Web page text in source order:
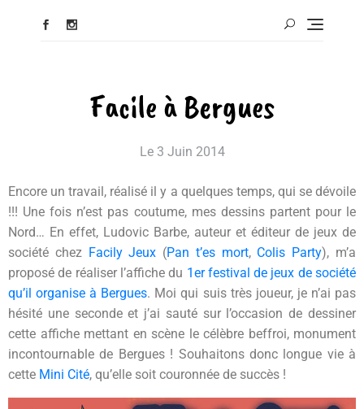
Facile à Bergues
Le 3 Juin 2014
Encore un travail, réalisé il y a quelques temps, qui se dévoile
!!! Une fois n’est pas coutume, mes dessins partent pour le
Nord… En effet, Ludovic Barbe, auteur et éditeur de jeux de
société chez Facily Jeux (Pan t’es mort, Colis Party), m’a
proposé de réaliser l’affiche du 1er festival de jeux de société
qu’il organise à Bergues. Moi qui suis très joueur, je n’ai pas
hésité une seconde et j’ai sauté sur l’occasion de dessiner
cette affiche mettant en scène le célèbre beffroi, monument
incontournable de Bergues ! Souhaitons donc longue vie à
cette Mini Cité, qu’elle soit couronnée de succès !